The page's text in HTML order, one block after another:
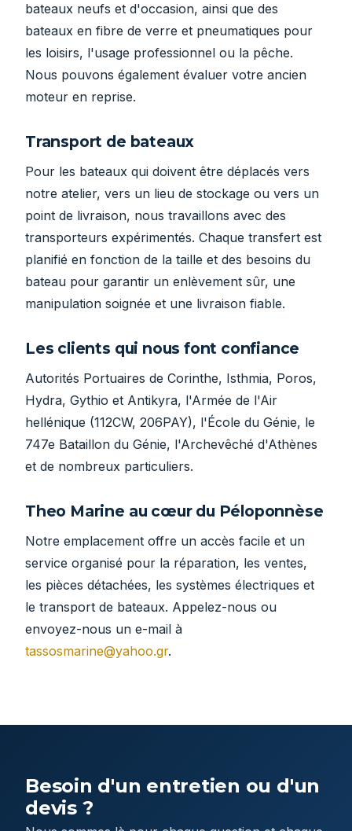
bateaux neufs et d'occasion, ainsi que des
bateaux en fibre de verre et pneumatiques pour
les loisirs, l'usage professionnel ou la pêche.
Nous pouvons également évaluer votre ancien
moteur en reprise.
Transport de bateaux
Pour les bateaux qui doivent être déplacés vers
notre atelier, vers un lieu de stockage ou vers un
point de livraison, nous travaillons avec des
transporteurs expérimentés. Chaque transfert est
planifié en fonction de la taille et des besoins du
bateau pour garantir un enlèvement sûr, une
manipulation soignée et une livraison fiable.
Les clients qui nous font confiance
Autorités Portuaires de Corinthe, Isthmia, Poros,
Hydra, Gythio et Antikyra, l'Armée de l'Air
hellénique (112CW, 206PAY), l'École du Génie, le
747e Bataillon du Génie, l'Archevêché d'Athènes
et de nombreux particuliers.
Theo Marine au cœur du Péloponnèse
Notre emplacement offre un accès facile et un
service organisé pour la réparation, les ventes,
les pièces détachées, les systèmes électriques et
le transport de bateaux. Appelez-nous ou
envoyez-nous un e-mail à
tassosmarine@yahoo.gr.
Besoin d'un entretien ou d'un
devis ?